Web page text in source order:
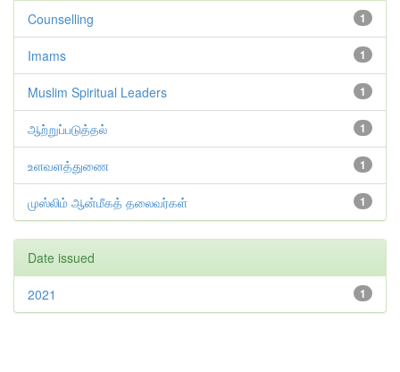
1
Counselling
1
Imams
1
Muslim Spiritual Leaders
1
ஆற்றுப்படுத்தல்
1
உளவளத்துணை
1
முஸ்லிம் ஆன்மீகத் தலைவர்கள்
Date issued
1
2021